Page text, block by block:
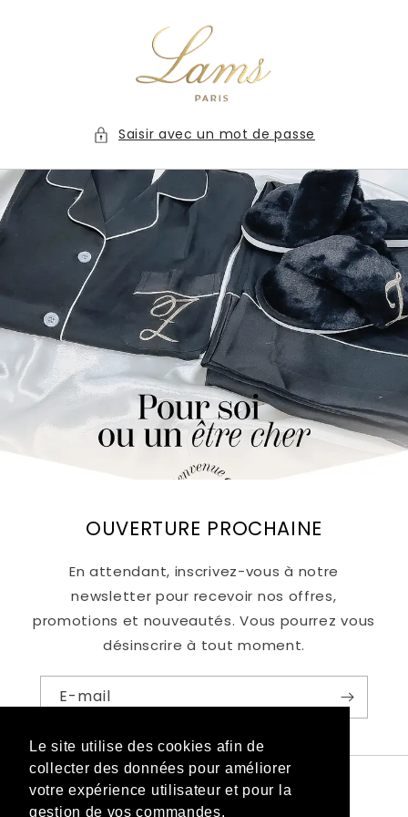
Le site utilise des cookies afin de
collecter des données pour améliorer
votre expérience utilisateur et pour la
gestion de vos commandes.
Le site utilise des cookies afin de
collecter des données pour améliorer
votre expérience utilisateur et pour la
gestion de vos commandes.
Saisir avec un mot de passe
OUVERTURE PROCHAINE
En attendant, inscrivez-vous à notre
newsletter pour recevoir nos offres,
promotions et nouveautés. Vous pourrez vous
désinscrire à tout moment.
E-mail